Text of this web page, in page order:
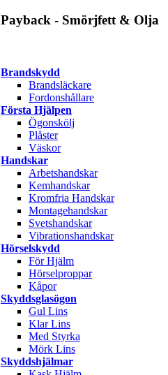
Payback - Smörjfett & Olja
Brandskydd
Brandsläckare
Fordonshållare
Första Hjälpen
Ögonskölj
Plåster
Väskor
Handskar
Arbetshandskar
Kemhandskar
Kromfria Handskar
Montagehandskar
Svetshandskar
Vibrationshandskar
Hörselskydd
För Hjälm
Hörselproppar
Kåpor
Skyddsglasögon
Gul Lins
Klar Lins
Med Styrka
Mörk Lins
Skyddshjälmar